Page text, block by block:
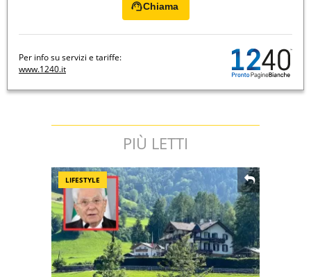
Chiama
Per info su servizi e tariffe:
www.1240.it
PIÙ LETTI
LIFESTYLE